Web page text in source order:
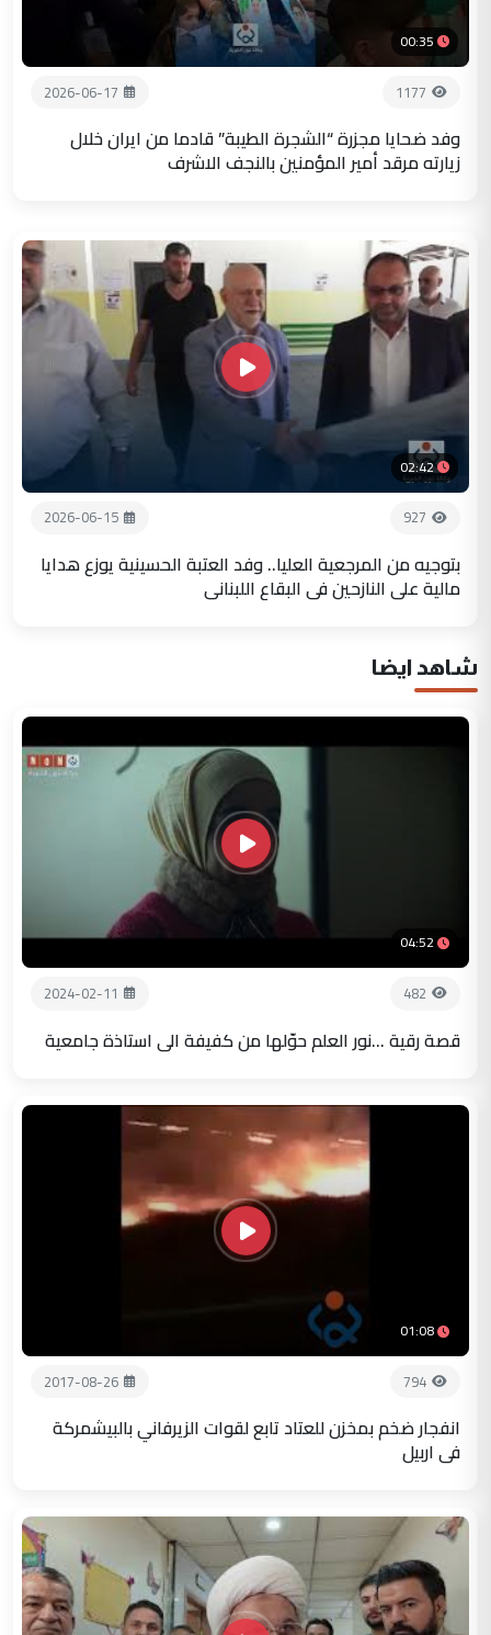
00:35
1177
2026-06-17
وفد ضحايا مجزرة “الشجرة الطيبة” قادما من ايران خلال
زيارته مرقد أمير المؤمنين بالنجف الاشرف
02:42
927
2026-06-15
بتوجيه من المرجعية العليا.. وفد العتبة الحسينية يوزع هدايا
مالية على النازحين في البقاع اللبناني
شاهد ايضا
04:52
482
2024-02-11
قصة رقية ...نور العلم حوّلها من كفيفة الى استاذة جامعية
01:08
794
2017-08-26
انفجار ضخم بمخزن للعتاد تابع لقوات الزيرفاني بالبيشمركة
في اربيل